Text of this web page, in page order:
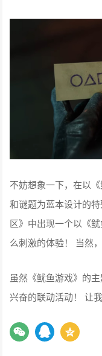
不妨想象一下，在以
和谜题为蓝本设计的
区》中出现一个以《
么刺激的体验！ 当然
虽然《鱿鱼游戏》的
兴奋的联动活动！ 让